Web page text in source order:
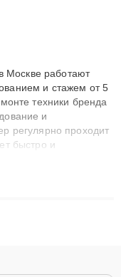
Москве работают
и стажем от 5
техники бренда
и
регулярно проходит
быстро и
решают